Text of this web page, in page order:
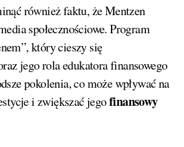
również faktu, że Mentzen
społecznościowe. Program
który cieszy się
jego rola edukatora finansowego
pokolenia, co może wpływać na
i zwiększać jegofinansowy